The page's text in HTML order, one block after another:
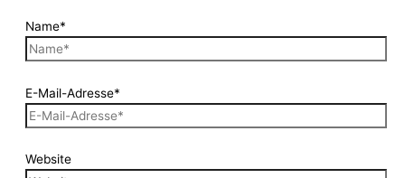
Name*
E-Mail-Adresse*
Website